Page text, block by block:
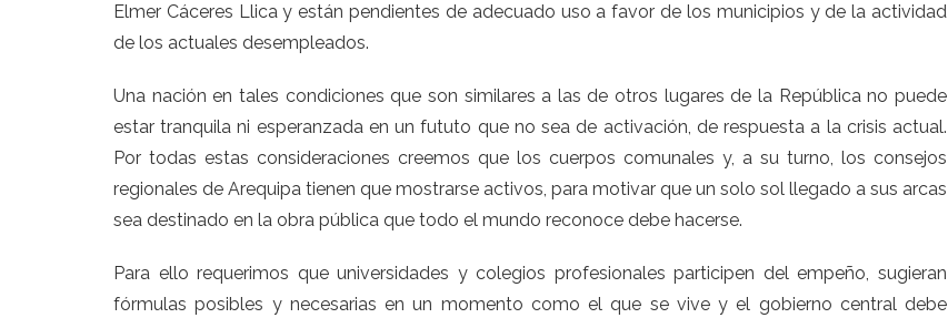
Elmer Cáceres Llica y están pendientes de adecuado uso a favor de los municipios y de la actividad
de los actuales desempleados.
Una nación en tales condiciones que son similares a las de otros lugares de la República no puede
estar tranquila ni esperanzada en un fututo que no sea de activación, de respuesta a la crisis actual.
Por todas estas consideraciones creemos que los cuerpos comunales y, a su turno, los consejos
regionales de Arequipa tienen que mostrarse activos, para motivar que un solo sol llegado a sus arcas
sea destinado en la obra pública que todo el mundo reconoce debe hacerse.
Para ello requerimos que universidades y colegios profesionales participen del empeño, sugieran
fórmulas posibles y necesarias en un momento como el que se vive y el gobierno central debe